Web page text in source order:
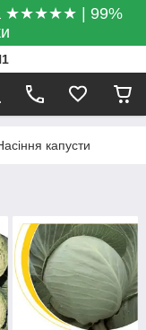
★★★★★ | 99%
капусти